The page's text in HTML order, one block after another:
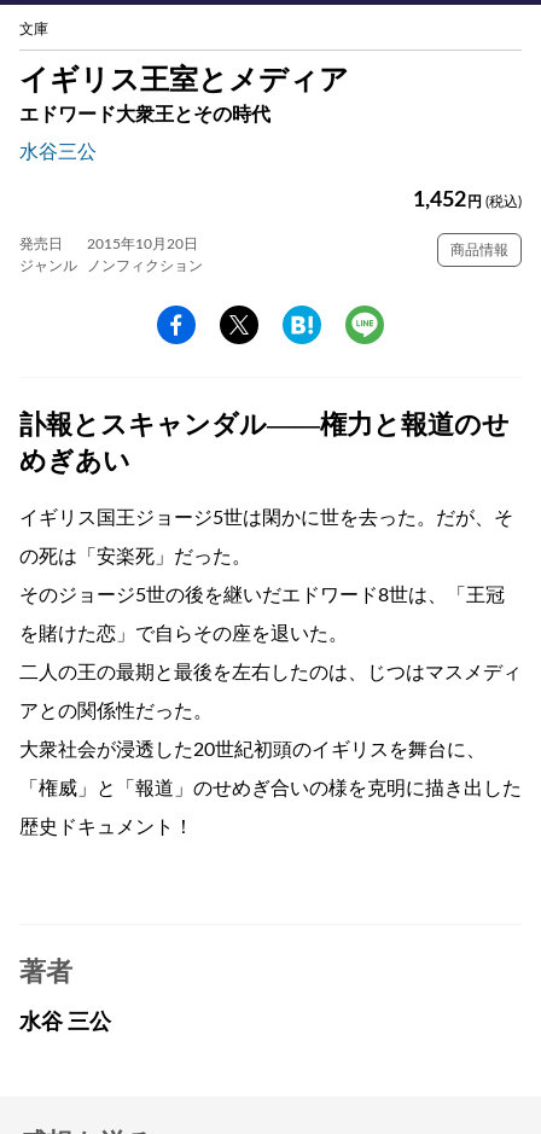
文庫
イギリス王室とメディア
エドワード大衆王とその時代
水谷三公
1,452 円 (税込)
発売日
2015年10月20日
ジャンル
ノンフィクション
商品情報
訃報とスキャンダル――権力と報道のせ
めぎあい
イギリス国王ジョージ5世は閑かに世を去った。だが、そ
の死は「安楽死」だった。
そのジョージ5世の後を継いだエドワード8世は、「王冠
を賭けた恋」で自らその座を退いた。
二人の王の最期と最後を左右したのは、じつはマスメディ
アとの関係性だった。
大衆社会が浸透した20世紀初頭のイギリスを舞台に、
「権威」と「報道」のせめぎ合いの様を克明に描き出した
歴史ドキュメント！
著者
水谷 三公